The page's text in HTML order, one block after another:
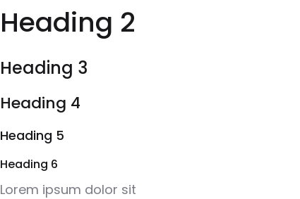
Heading 2
Heading 3
Heading 4
Heading 5
Heading 6
Lorem ipsum dolor sit